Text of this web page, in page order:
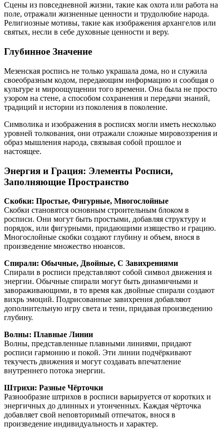
Сцены из повседневной жизни, такие как охота или работа на
поле, отражали жизненные ценности и трудолюбие народа.
Религиозные мотивы, такие как изображения архангелов или
святых, несли в себе духовные ценности и веру.
Глубинное Значение
Мезенская роспись не только украшала дома, но и служила
своеобразным кодом, передающим информацию и сообщая о
культуре и мироощущении того времени. Она была не просто
узором на стене, а способом сохранения и передачи знаний,
традиций и истории из поколения в поколение.
Символика и изображения в росписях могли иметь несколько
уровней толкования, они отражали сложные мировоззрения и
образ мышления народа, связывая собой прошлое и
настоящее.
Энергия и Грация: Элементы Росписи,
Заполняющие Пространство
Скобки: Простые, Фигурные, Многослойные
Скобки становятся основным строительным блоком в
росписи. Они могут быть простыми, добавляя структуру и
порядок, или фигурными, придающими изящество и грацию.
Многослойные скобки создают глубину и объем, внося в
произведение множество нюансов.
Спирали: Обычные, Двойные, С Завихрениями
Спирали в росписи представляют собой символ движения и
энергии. Обычные спирали могут быть динамичными и
завораживающими, в то время как двойные спирали создают
вихрь эмоций. Подрисованные завихрения добавляют
дополнительную игру света и тени, придавая произведению
глубину.
Волны: Плавные Линии
Волны, представленные плавными линиями, придают
росписи гармонию и покой. Эти линии подчёркивают
текучесть движения и могут создавать впечатление
внутреннего потока энергии.
Штрихи: Разные Чёрточки
Разнообразие штрихов в росписи варьируется от коротких и
энергичных до длинных и утонченных. Каждая чёрточка
добавляет свой неповторимый отпечаток, внося в
произведение индивидуальность и характер.